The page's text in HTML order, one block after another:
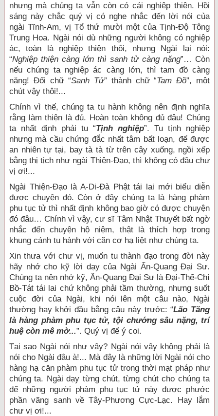
nhưng mà chúng ta vẫn còn có cái nghiệp thiện. Hồi
sáng này chắc quý vị có nghe nhắc đến lời nói của
ngài Tĩnh-Am, vị Tổ thứ mười một của Tịnh-Độ Tông
Trung Hoa. Ngài nói dù những người không có nghiệp
ác, toàn là nghiệp thiện thôi, nhưng Ngài lại nói:
“Nghiệp thiện càng lớn thì sanh tử càng nặng”… Còn
nếu chúng ta nghiệp ác càng lớn, thì tam đồ càng
nặng! Đổi chữ “Sanh Tử” thành chữ “Tam Đồ”, một
chút vậy thôi!...
Chính vì thế, chúng ta tu hành không nên định nghĩa
rằng làm thiện là đủ. Hoàn toàn không đủ đâu! Chúng
ta nhất định phải tu “Tịnh nghiệp”. Tu tịnh nghiệp
nhưng mà cầu chứng đắc nhất tâm bất loạn, để được
an nhiên tự tại, bay tà tà từ trên cây xuống, ngồi xếp
bằng thị tịch như ngài Thiện-Đạo, thì không có đâu chư
vị ơi!...
Ngài Thiện-Đạo là A-Di-Đà Phật tái lai mới biểu diễn
được chuyện đó. Còn ở đây chúng ta là hàng phàm
phu tục tử thì nhất định không bao giờ có được chuyện
đó đâu… Chính vì vậy, cư sĩ Tâm Nhật Thuyết bất ngờ
nhắc đến chuyện hộ niệm, thật là thích hợp trong
khung cảnh tu hành với căn cơ hạ liệt như chúng ta.
Xin thưa với chư vị, muốn tu thành đạo trong đời này
hãy nhớ cho kỹ lời dạy của Ngài Ấn-Quang Đại Sư.
Chúng ta nên nhớ kỹ, Ấn-Quang Đại Sư là Đại-Thế-Chí
Bồ-Tát tái lai chứ không phải tầm thường, nhưng suốt
cuộc đời của Ngài, khi nói lên một câu nào, Ngài
thường hay khởi đầu bằng câu này trước: “Lão Tăng
là hàng phàm phu tục tử, tội chướng sâu nặng, trí
huệ còn mê mờ...”. Quý vị để ý coi.
Tại sao Ngài nói như vậy? Ngài nói vậy không phải là
nói cho Ngài đâu à!... Mà đây là những lời Ngài nói cho
hàng hạ căn phàm phu tục tử trong thời mạt pháp như
chúng ta. Ngài dạy từng chút, từng chút cho chúng ta
để những người phàm phu tục tử này được phước
phần vãng sanh về Tây-Phương Cực-Lạc. Hay lắm
chư vị ơi!...